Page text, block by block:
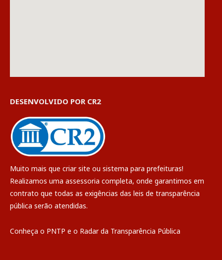
DESENVOLVIDO POR CR2
Muito mais que criar site ou sistema para prefeituras!
Realizamos uma assessoria completa, onde garantimos em
contrato que todas as exigências das leis de transparência
pública serão atendidas.
Conheça o PNTP e o Radar da Transparência Pública